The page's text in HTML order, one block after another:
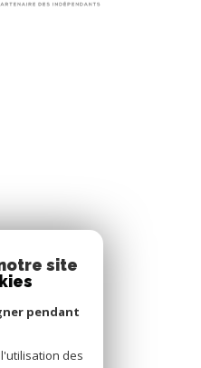
site
pendant
des